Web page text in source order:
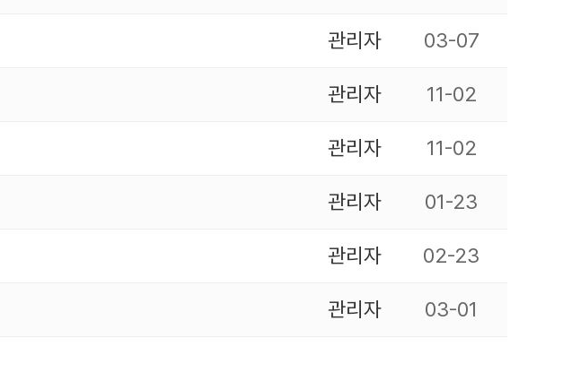
관리자 03-07
관리자 11-02
관리자 11-02
관리자 01-23
관리자 02-23
관리자 03-01